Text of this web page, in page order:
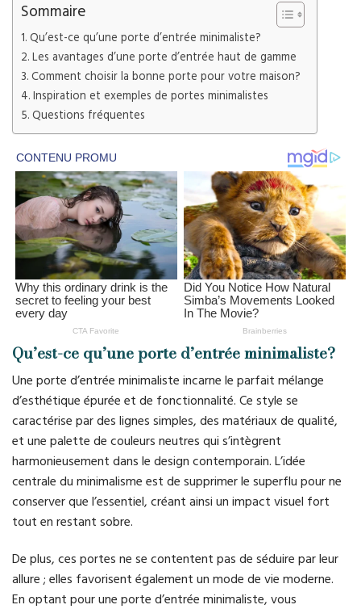
Sommaire
Qu’est-ce qu’une porte d’entrée minimaliste?
Les avantages d’une porte d’entrée haut de gamme
Comment choisir la bonne porte pour votre maison?
Inspiration et exemples de portes minimalistes
Questions fréquentes
Qu’est-ce qu’une porte d’entrée minimaliste?
Une porte d’entrée minimaliste incarne le parfait mélange
d’esthétique épurée et de fonctionnalité. Ce style se
caractérise par des lignes simples, des matériaux de qualité,
et une palette de couleurs neutres qui s’intègrent
harmonieusement dans le design contemporain. L’idée
centrale du minimalisme est de supprimer le superflu pour ne
conserver que l’essentiel, créant ainsi un impact visuel fort
tout en restant sobre.
De plus, ces portes ne se contentent pas de séduire par leur
allure ; elles favorisent également un mode de vie moderne.
En optant pour une porte d’entrée minimaliste, vous